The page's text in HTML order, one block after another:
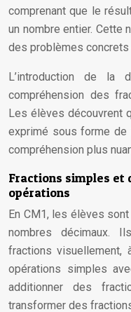
comprenant que le
un nombre entier. Cette
des problèmes concrets
L’introduction de
compréhension des
Les élèves découvrent
exprimé sous forme de
compréhension plus
Fractions simples et
opérations
En CM1, les élèves
nombres décimaux.
fractions
opérations simples
additionner des
transformer des